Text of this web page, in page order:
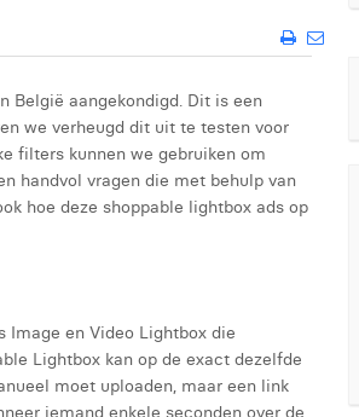
België aangekondigd. Dit is een
we verheugd dit uit te testen voor
filters kunnen we gebruiken om
handvol vragen die met behulp van
hoe deze shoppable lightbox ads op
Image en Video Lightbox die
Lightbox kan op de exact dezelfde
moet uploaden, maar een link
iemand enkele seconden over de